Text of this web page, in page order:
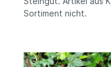
Sortiment nicht.